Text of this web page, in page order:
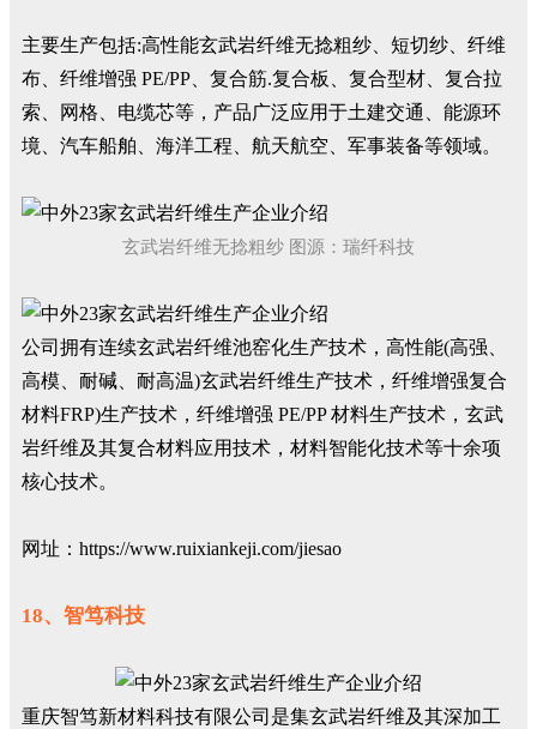
主要生产包括:高性能玄武岩纤维无捻粗纱、短切纱、纤维
布、纤维增强 PE/PP、复合筋.复合板、复合型材、复合拉
索、网格、电缆芯等，产品广泛应用于土建交通、能源环
境、汽车船舶、海洋工程、航天航空、军事装备等领域。
玄武岩纤维无捻粗纱 图源：瑞纤科技
公司拥有连续玄武岩纤维池窑化生产技术，高性能(高强、
高模、耐碱、耐高温)玄武岩纤维生产技术，纤维增强复合
材料FRP)生产技术，纤维增强 PE/PP 材料生产技术，玄武
岩纤维及其复合材料应用技术，材料智能化技术等十余项
核心技术。
网址：https://www.ruixiankeji.com/jiesao
18、智笃科技
重庆智笃新材料科技有限公司是集玄武岩纤维及其深加工